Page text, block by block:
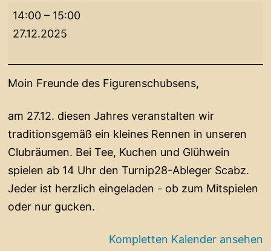
Jahresabschlussrennen
2025
14:00 – 15:00
27.12.2025
Moin Freunde des Figurenschubsens,
am 27.12. diesen Jahres veranstalten wir
traditionsgemäß ein kleines Rennen in unseren
Clubräumen. Bei Tee, Kuchen und Glühwein
spielen ab 14 Uhr den Turnip28-Ableger Scabz.
Jeder ist herzlich eingeladen - ob zum Mitspielen
oder nur gucken.
Kompletten Kalender ansehen